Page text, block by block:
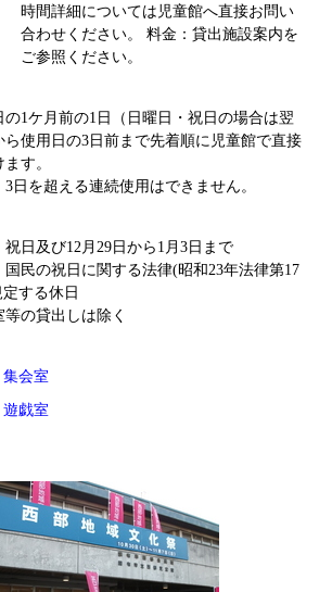
時間詳細については児童館へ直接お問い
合わせください。 料金：貸出施設案内を
ご参照ください。
の1ケ月前の1日（日曜日・祝日の場合は翌
ら使用日の3日前まで先着順に児童館で直接
す。
3日を超える連続使用はできません。
祝日及び12月29日から1月3日まで
国民の祝日に関する法律(昭和23年法律第17
する休日
等の貸出しは除く
集会室
遊戯室